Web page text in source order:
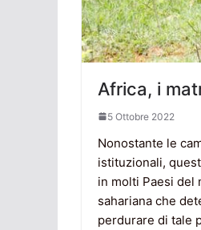
Africa, i
5 Ottobre 2022
Nonostante le
istituzionali,
in molti Paesi del
sahariana che
perdurare di tale